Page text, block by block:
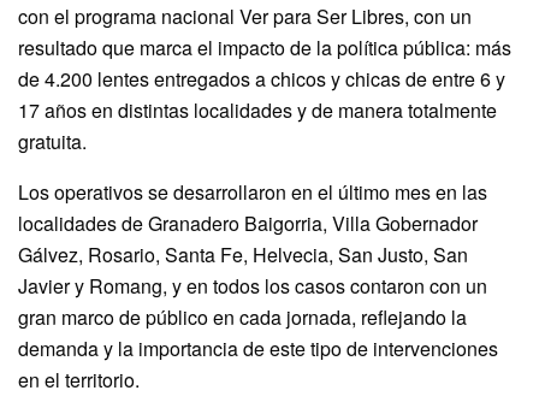
con el programa nacional Ver para Ser Libres, con un
resultado que marca el impacto de la política pública: más
de 4.200 lentes entregados a chicos y chicas de entre 6 y
17 años en distintas localidades y de manera totalmente
gratuita.
Los operativos se desarrollaron en el último mes en las
localidades de Granadero Baigorria, Villa Gobernador
Gálvez, Rosario, Santa Fe, Helvecia, San Justo, San
Javier y Romang, y en todos los casos contaron con un
gran marco de público en cada jornada, reflejando la
demanda y la importancia de este tipo de intervenciones
en el territorio.